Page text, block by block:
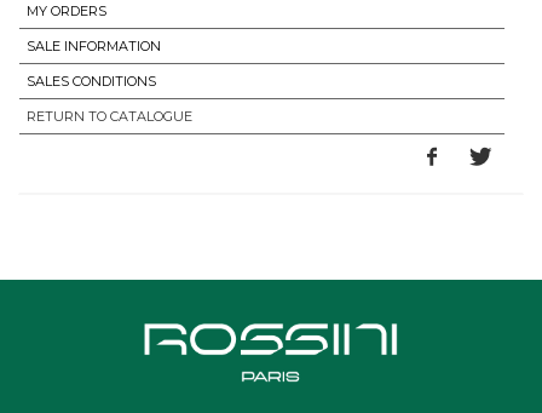
MY ORDERS
SALE INFORMATION
SALES CONDITIONS
RETURN TO CATALOGUE